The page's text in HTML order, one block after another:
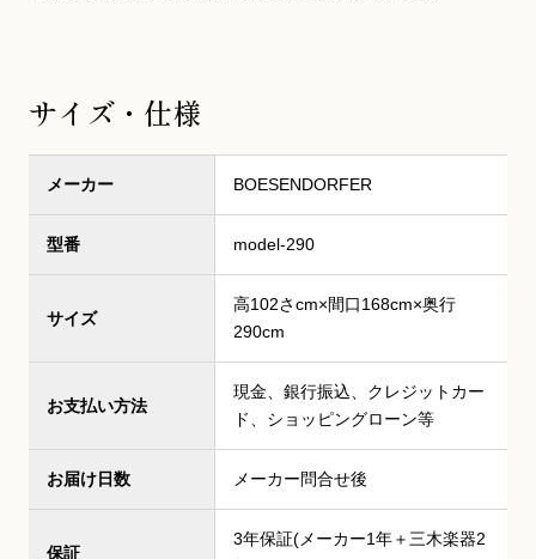
サイズ・仕様
メーカー BOESENDORFER
型番 model-290
サイズ
高102さcm×間口168cm×奥行
290cm
お支払い方法
現金、銀行振込、クレジットカー
ド、ショッピングローン等
お届け日数 メーカー問合せ後
保証
3年保証(メーカー1年＋三木楽器2